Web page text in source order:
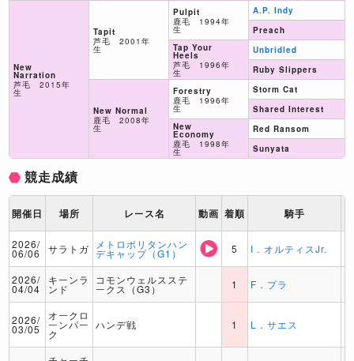
New
Narration
芦毛 2015年
生
Tapit
芦毛 2001年
生
New Normal
鹿毛 2008年
生
Pulpit
鹿毛 1994年
生
Tap Your
Heels
芦毛 1996年
生
Forestry
鹿毛 1996年
生
New
Economy
鹿毛 1998年
生
A.P. Indy
Preach
Unbridled
Ruby Slippers
Storm Cat
Shared Interest
Red Ransom
Sunyata
競走成績
開催日 場所 レース名 動画 着順 騎手
2026/
06/06 サラトガ メトロポリタンハン
デキャップ（G1） 5 I．オルティスJr.
2026/
04/04
キーンラ
ンド
コモンウェルスステ
ークス（G3） 1 F．プラ
2026/
03/05
オークロ
ーンパー
ク
ハンデ戦 1 L．サエス